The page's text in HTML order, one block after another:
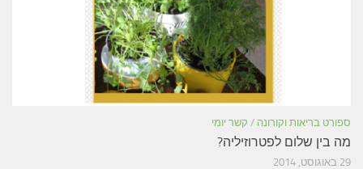
ספורט בריאות וקורונה / קשר יומי
מה בין שלום לפטרוזיליה?
29 באוגוסט, 2014